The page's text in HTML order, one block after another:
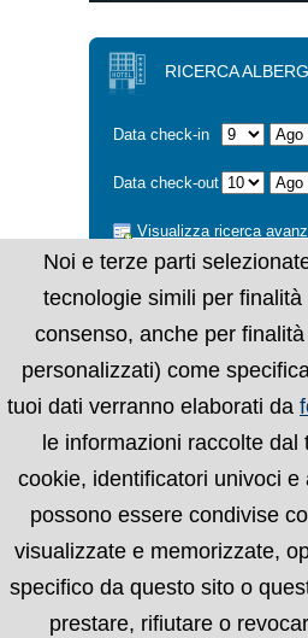
RICERCA
Data check-in
Data check-out
Visualizza ricerca
Noi e terze parti
tecnologie simili per
consenso, anche per
personalizzati) come
tuoi dati verranno elaborati da
le informazioni raccolte
cookie, identificatori univoci
possono essere condivise
visualizzate e memorizzate,
specifico da questo sito o
prestare, rifiutare o